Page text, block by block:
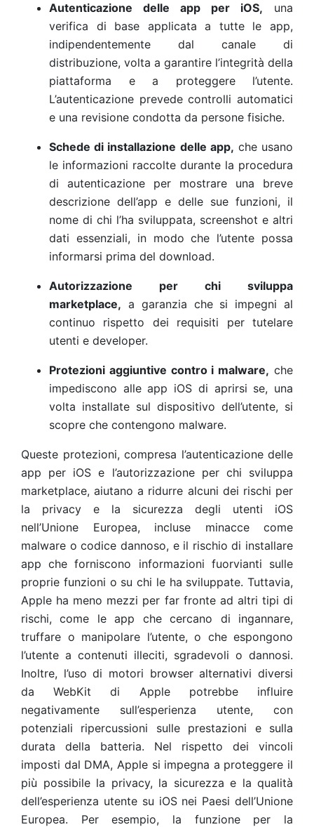
Autenticazione delle app per iOS,
una
verifica di base applicata a tutte le app,
indipendentemente dal canale di
distribuzione, volta a garantire l’integrità della
piattaforma e a proteggere l’utente.
L’autenticazione prevede controlli automatici
e una revisione condotta da persone fisiche.
Schede di installazione delle app, che usano
le informazioni raccolte durante la procedura
di autenticazione per mostrare una breve
descrizione dell’app e delle sue funzioni, il
nome di chi l’ha sviluppata, screenshot e altri
dati essenziali, in modo che l’utente possa
informarsi prima del download.
Autorizzazione per chi sviluppa
marketplace, a garanzia che si impegni al
continuo rispetto dei requisiti per tutelare
utenti e developer.
Protezioni aggiuntive contro i malware, che
impediscono alle app iOS di aprirsi se, una
volta installate sul dispositivo dell’utente, si
scopre che contengono malware.
Queste protezioni, compresa l’autenticazione delle
app per iOS e l’autorizzazione per chi sviluppa
marketplace, aiutano a ridurre alcuni dei rischi per
la privacy e la sicurezza degli utenti iOS
nell’Unione Europea, incluse minacce come
malware o codice dannoso, e il rischio di installare
app che forniscono informazioni fuorvianti sulle
proprie funzioni o su chi le ha sviluppate. Tuttavia,
Apple ha meno mezzi per far fronte ad altri tipi di
rischi, come le app che cercano di ingannare,
truffare o manipolare l’utente, o che espongono
l’utente a contenuti illeciti, sgradevoli o dannosi.
Inoltre, l’uso di motori browser alternativi diversi
da WebKit di Apple potrebbe influire
negativamente sull’esperienza utente, con
potenziali ripercussioni sulle prestazioni e sulla
durata della batteria. Nel rispetto dei vincoli
imposti dal DMA, Apple si impegna a proteggere il
più possibile la privacy, la sicurezza e la qualità
dell’esperienza utente su iOS nei Paesi dell’Unione
Europea. Per esempio, la funzione per la